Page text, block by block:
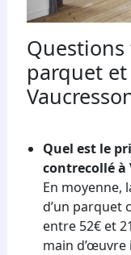
parquet et
Quel est le
contrecollé à
En moyenne,
d’un parquet
entre 52€ et
main d’œuvre